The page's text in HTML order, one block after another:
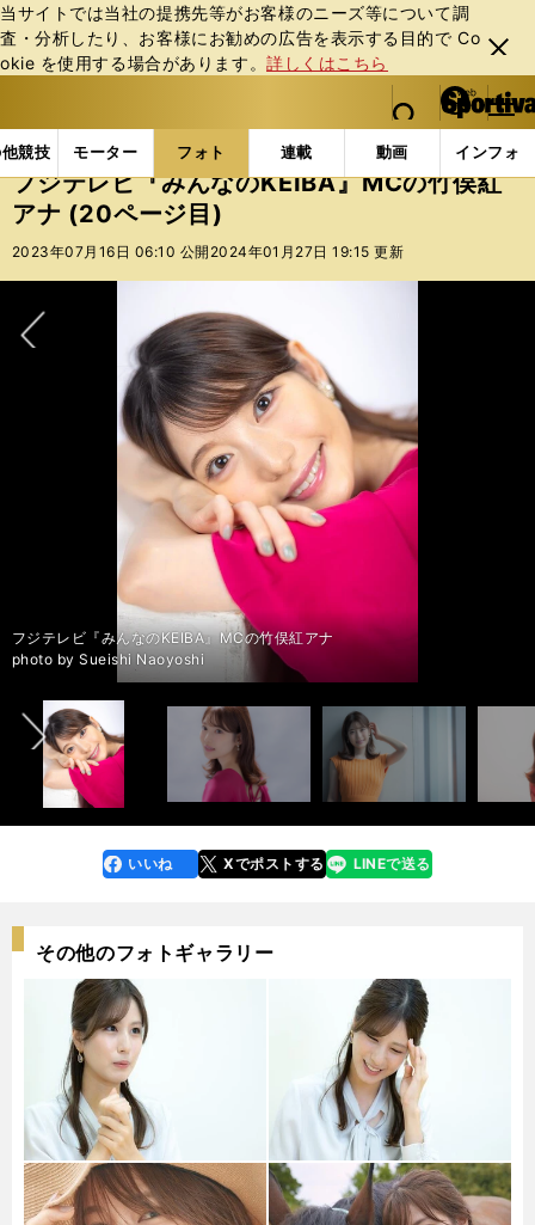
当サイトでは当社の提携先等がお客様のニーズ等について調
査・分析したり、お客様にお勧めの広告を表⽰する⽬的で Co
okie を使⽤する場合があります。詳しくはこちら
閉じ
る
web Sportiva (webスポルティーバ)
検索
マイペ
ー
ジ
メニュ
競技 モーター フォト 連載 動画 インフォ
b
ス
ポ
ル
バ
フォトギャラリー スポーツビーナスギャラリー フ
フジテレビ『みんなのKEIBA』MCの竹俣紅
アナ (20ページ目)
2023年07月16日 06:10 公開 2024年01月27日 19:15 更新
朝日杯FSの予想をこちら＞＞
朝日杯FSの予想をこちら＞＞
朝日杯FSの予想をこちら＞＞
フジテレビ『みんなのKEIBA』MCの竹俣紅アナ
photo by Sueishi Naoyoshi
前へ
faceboo
k
いいね Xでポストする
line LINEで送る
その他のフォトギャラリー